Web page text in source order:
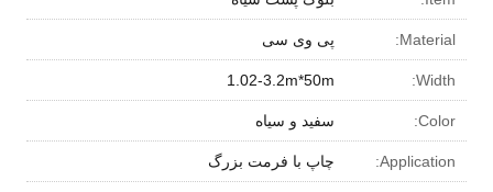
Material: پی وی سی
Width:
1.02-3.2m*50m
Color: سفید و سیاه
Application: چاپ با فرمت بزرگ